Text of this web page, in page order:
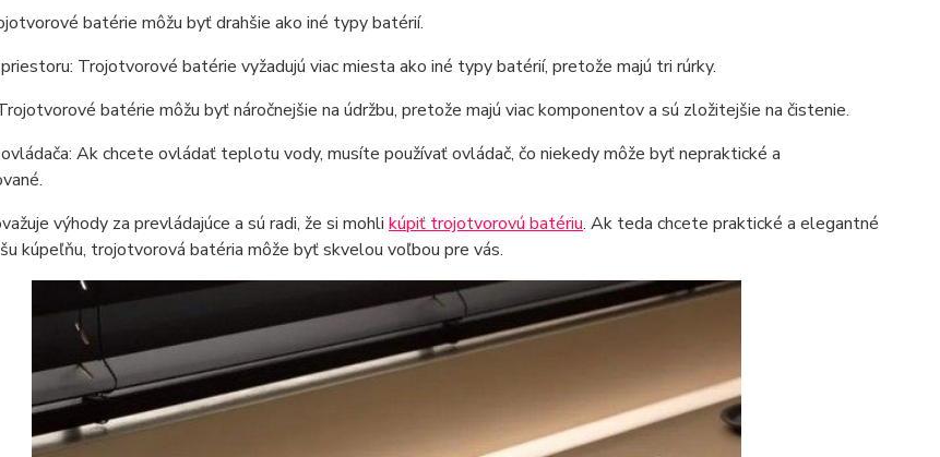
batérie môžu byť drahšie ako iné typy batérií.
Trojotvorové batérie vyžadujú viac miesta ako iné typy batérií, pretože majú tri rúrky.
batérie môžu byť náročnejšie na údržbu, pretože majú viac komponentov a sú zložitejšie na čistenie.
Ak chcete ovládať teplotu vody, musíte používať ovládač, čo niekedy môže byť nepraktické a
výhody za prevládajúce a sú radi, že si mohli kúpiť trojotvorovú batériu. Ak teda chcete praktické a elegantné
kúpeľňu, trojotvorová batéria môže byť skvelou voľbou pre vás.